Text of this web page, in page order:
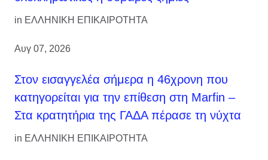
in ΕΛΛΗΝΙΚΗ ΕΠΙΚΑΙΡΟΤΗΤΑ
Αυγ 07, 2026
Στον εισαγγελέα σήμερα η 46χρονη που
κατηγορείται για την επίθεση στη Marfin –
Στα κρατητήρια της ΓΑΔΑ πέρασε τη νύχτα
in ΕΛΛΗΝΙΚΗ ΕΠΙΚΑΙΡΟΤΗΤΑ